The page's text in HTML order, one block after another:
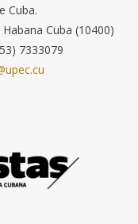
Cuba.
Cuba (10400)
7333079